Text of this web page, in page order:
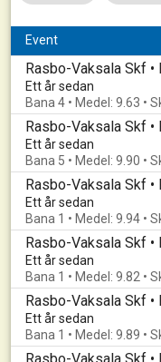
Event
Ett år sedan
Bana 4 • Medel: 9.63 •
Ett år sedan
Bana 5 • Medel: 9.90 •
Ett år sedan
Bana 1 • Medel: 9.94 •
Ett år sedan
Bana 1 • Medel: 9.82 •
Ett år sedan
Bana 1 • Medel: 9.89 •